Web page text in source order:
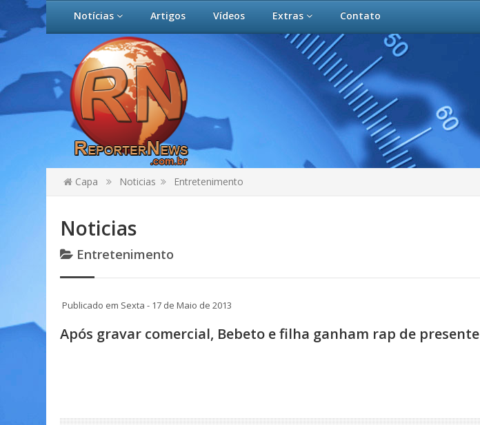
Notícias Artigos Vídeos Extras Contato
Capa Noticias Entretenimento
Noticias
Entretenimento
Publicado em Sexta - 17 de Maio de 2013
Após gravar comercial, Bebeto e filha ganham rap de presente